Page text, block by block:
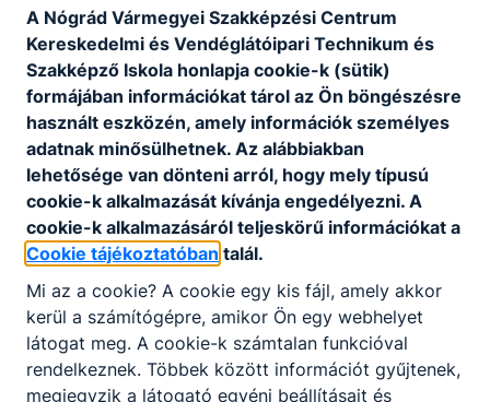
Széchenyi 2020 projektek
ERASMUS+
Európai Nemzetköziesítési Stratégia
Bővebben a projektről
1
A Nógrád Vármegyei Szakképzési Centrum
Kereskedelmi és Vendéglátóipari Technikum és
Szakképző Iskola honlapja cookie-k (sütik)
formájában információkat tárol az Ön böngészésre
használt eszközén, amely információk személyes
adatnak minősülhetnek. Az alábbiakban
lehetősége van dönteni arról, hogy mely típusú
cookie-k alkalmazását kívánja engedélyezni. A
cookie-k alkalmazásáról teljeskörű információkat a
Cookie tájékoztatóban talál.
Mi az a cookie? A cookie egy kis fájl, amely akkor
kerül a számítógépre, amikor Ön egy webhelyet
látogat meg. A cookie-k számtalan funkcióval
rendelkeznek. Többek között információt gyűjtenek,
megjegyzik a látogató egyéni beállításait és